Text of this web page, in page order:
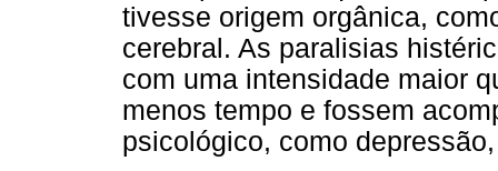
tivesse origem orgânica,
cerebral. As paralisias
com uma intensidade maior
menos tempo e fossem
psicológico, como